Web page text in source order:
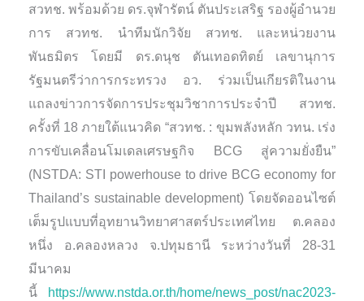
สวทช. พร้อมด้วย ดร.จุฬารัตน์ ตันประเสริฐ รองผู้อำนวย
การ สวทช. นำทีมนักวิจัย สวทช. และหน่วยงาน
พันธมิตร โดยมี ดร.ดนุช ตันเทอดทิตย์ เลขานุการ
รัฐมนตรีว่าการกระทรวง อว. ร่วมเป็นเกียรติในงาน
แถลงข่าวการจัดการประชุมวิชาการประจำปี สวทช.
ครั้งที่ 18 ภายใต้แนวคิด “สวทช. : ขุมพลังหลัก วทน. เร่ง
การขับเคลื่อนโมเดลเศรษฐกิจ BCG สู่ความยั่งยืน”
(NSTDA: STI powerhouse to drive BCG economy for
Thailand’s sustainable development) โดยจัดออนไซต์
เต็มรูปแบบที่อุทยานวิทยาศาสตร์ประเทศไทย ต.คลอง
หนึ่ง อ.คลองหลวง จ.ปทุมธานี ระหว่างวันที่ 28-31
มีนาคม
นี้ https://www.nstda.or.th/home/news_post/nac2023-